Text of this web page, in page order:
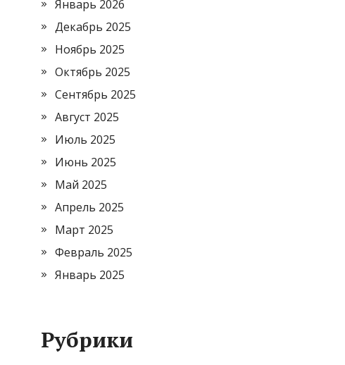
Январь 2026
Декабрь 2025
Ноябрь 2025
Октябрь 2025
Сентябрь 2025
Август 2025
Июль 2025
Июнь 2025
Май 2025
Апрель 2025
Март 2025
Февраль 2025
Январь 2025
Рубрики